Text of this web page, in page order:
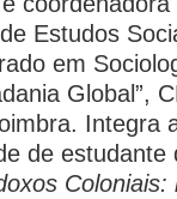
Estudos
em
Global”,
Integra
de